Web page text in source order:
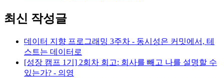
최신 작성글
데이터 지향 프로그래밍 3주차 - 동시성은 커밋에서, 테
스트는 데이터로
[성장 캠프 1기] 2회차 회고: 회사를 빼고 나를 설명할 수
있는가? - 의영